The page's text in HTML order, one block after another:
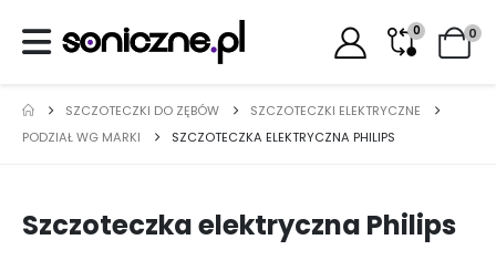
0 0
SZCZOTECZKI DO ZĘBÓW
SZCZOTECZKI ELEKTRYCZNE
PODZIAŁ WG MARKI
SZCZOTECZKA ELEKTRYCZNA PHILIPS
Szczoteczka elektryczna Philips